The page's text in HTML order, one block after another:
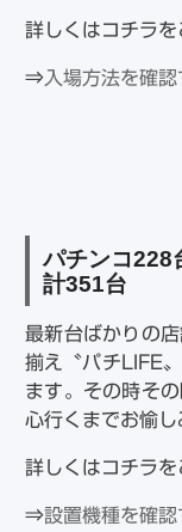
詳しくはコチラを
⇒入場方法を確認
パチンコ228
計351台
最新台ばかりの
揃え〝パチLIFE
ます。その時そ
心行くまでお愉し
詳しくはコチラを
⇒設置機種を確認